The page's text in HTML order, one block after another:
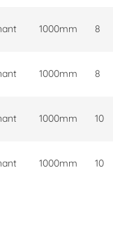
1000mm 8
1000mm 8
1000mm 10
1000mm 10